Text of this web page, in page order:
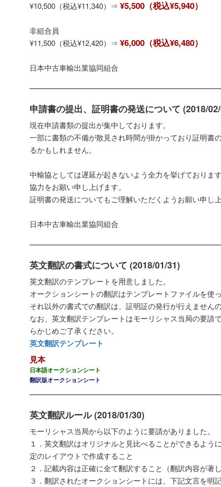
¥10,500（税込¥11,340）⇒ ¥5,500（税込¥5,940）
非組合員
¥11,500（税込¥12,420）⇒ ¥6,000（税込¥6,480）
日本中古車輸出業協同組合
申請書の提出、証明書の発送について (2018/
現在申請書類の提出が集中しております。
一部に書類の不備が散見され時間が掛かっており証明書
るかもしれません。
中輸協としては遅延が起きないよう全力を挙げておりま
協力をお願い申し上げます。
証明書の発送についてもご理解いただくようお願い申し
日本中古車輸出業協同組合
英文翻訳の書式について (2018/01/31)
英文翻訳のテンプレートを用意しました。
オークションシートの翻訳はテンプレートファイルを使
それ以外の書式での翻訳は、証明証の発行が行えません
なお、英文翻訳テンプレートはモーリシャス当局の要請
らかじめご了承ください。
英文翻訳テンプレート
見本
日本語オークションシート
翻訳版オークションシート
英文翻訳ルール (2018/01/30)
モーリシャス当局から以下のように要請がありました。
１．英文翻訳はオリジナルと見比べることができるよう
定のレイアウトで作成すること
２．記載内容は正確に全て翻訳すること（翻訳内容が著
３．翻訳されたオークションシートには、下記文言を明